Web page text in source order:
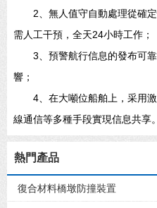
2、無人值守自動處理從確
需人工干預，全天24小時工作；
3、預警航行信息的發布可
響；
4、在大噸位船舶上，采用
線通信等多種手段實現信息共享。
熱門產品
復合材料橋墩防撞裝置